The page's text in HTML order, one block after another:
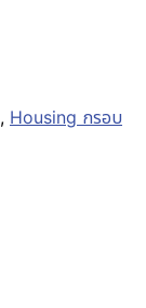
, Housing กรอบ